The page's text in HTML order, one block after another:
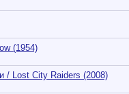
(1954)
/ Lost City Raiders (2008)